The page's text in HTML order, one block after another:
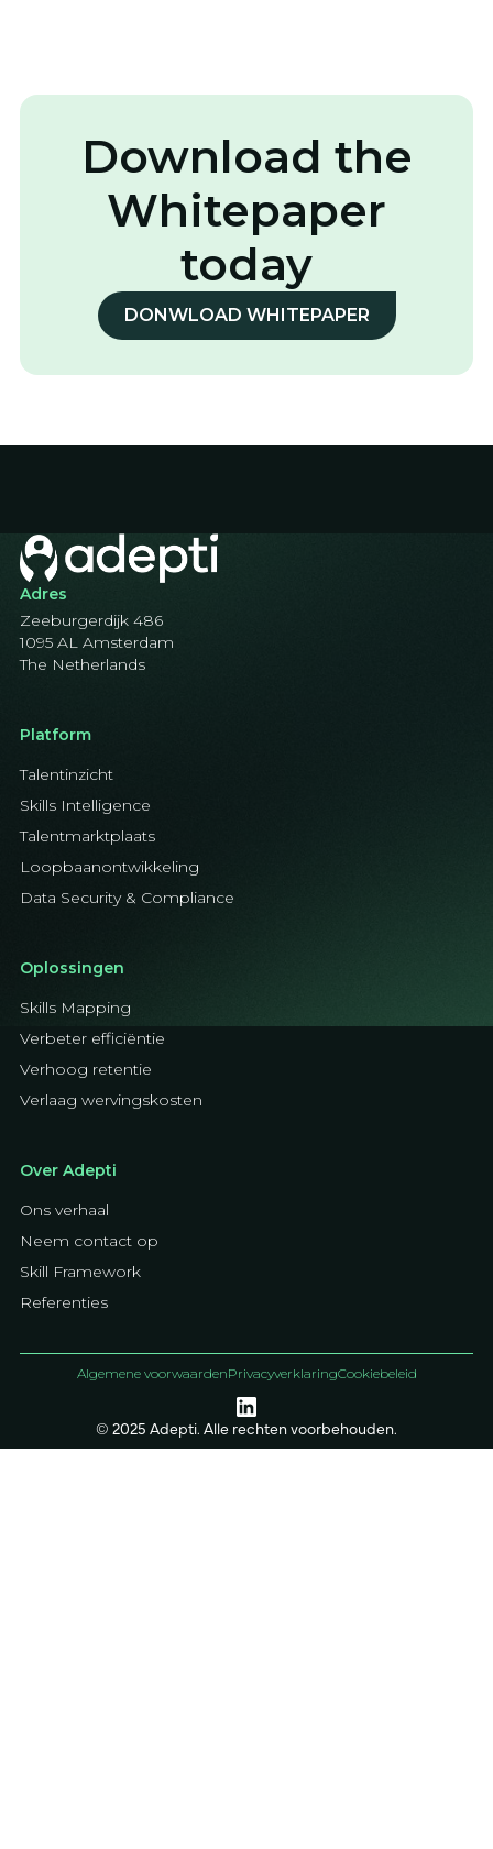
Download the
Whitepaper
today
DONWLOAD WHITEPAPER
Adres
Zeeburgerdijk 486
1095 AL Amsterdam
The Netherlands
Platform
Talentinzicht
Skills Intelligence
Talentmarktplaats
Loopbaanontwikkeling
Data Security & Compliance
Oplossingen
Skills Mapping
Verbeter efficiëntie
Verhoog retentie
Verlaag wervingskosten
Over Adepti
Ons verhaal
Neem contact op
Skill Framework
Referenties
© 2025 Adepti. Alle rechten voorbehouden.
Algemene voorwaardenPrivacyverklaringCookiebeleid